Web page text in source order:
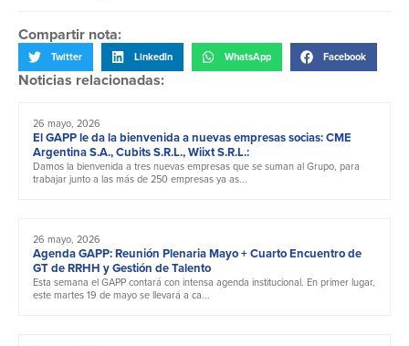
Compartir nota:
Twitter LinkedIn WhatsApp Facebook
Noticias relacionadas:
26 mayo, 2026
El GAPP le da la bienvenida a nuevas empresas socias: CME
Argentina S.A., Cubits S.R.L., Wiixt S.R.L.:
Damos la bienvenida a tres nuevas empresas que se suman al Grupo, para
trabajar junto a las más de 250 empresas ya as...
26 mayo, 2026
Agenda GAPP: Reunión Plenaria Mayo + Cuarto Encuentro de
GT de RRHH y Gestión de Talento
Esta semana el GAPP contará con intensa agenda institucional. En primer lugar,
este martes 19 de mayo se llevará a ca...